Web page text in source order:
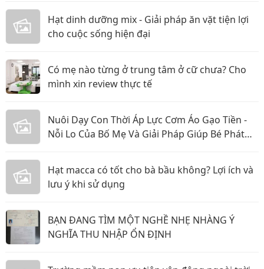
Hạt dinh dưỡng mix - Giải pháp ăn vặt tiện lợi
cho cuộc sống hiện đại
Có mẹ nào từng ở trung tâm ở cữ chưa? Cho
mình xin review thực tế
Nuôi Dạy Con Thời Áp Lực Cơm Áo Gạo Tiền -
Nỗi Lo Của Bố Mẹ Và Giải Pháp Giúp Bé Phát
Hạt macca có tốt cho bà bầu không? Lợi ích và
lưu ý khi sử dụng
BẠN ĐANG TÌM MỘT NGHỀ NHẸ NHÀNG Ý
NGHĨA THU NHẬP ỔN ĐỊNH